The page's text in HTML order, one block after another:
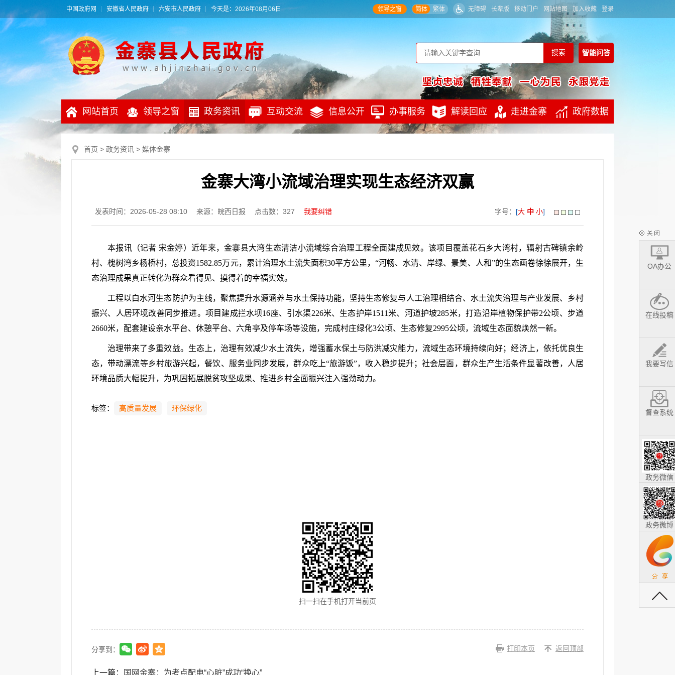
中国政府网 安徽省人民政府 六安市人民政府 今天是：2026年08月06日 领导之窗 简体 繁体 无障碍 长辈版 移动门户 网站地图 加入收藏 登录
智能问答
网站首页 领导之窗 政务资讯 互动交流 信息公开 办事服务 解读回应 走进金寨 政府数据
首页 > 政务资讯 > 媒体金寨
金寨大湾小流域治理实现生态经济双赢
发表时间：2026-05-28 08:10 来源：皖西日报 点击数： 327 我要纠错 字号： [大 中 小]
本报讯（记者 宋金婷）近年来，金寨县大湾生态清洁小流域综合治理工程全面建成见效。该项目覆盖花石乡大湾村，辐射古碑镇余岭
村、槐树湾乡杨桥村，总投资1582.85万元，累计治理水土流失面积30平方公里，“河畅、水清、岸绿、景美、人和”的生态画卷徐徐展开，生
态治理成果真正转化为群众看得见、摸得着的幸福实效。
工程以白水河生态防护为主线，聚焦提升水源涵养与水土保持功能，坚持生态修复与人工治理相结合、水土流失治理与产业发展、乡村
振兴、人居环境改善同步推进。项目建成拦水坝16座、引水渠226米、生态护岸1511米、河道护坡285米，打造沿岸植物保护带2公顷、步道
2660米，配套建设亲水平台、休憩平台、六角亭及停车场等设施，完成村庄绿化3公顷、生态修复2995公顷，流域生态面貌焕然一新。
治理带来了多重效益。生态上，治理有效减少水土流失，增强蓄水保土与防洪减灾能力，流域生态环境持续向好；经济上，依托优良生
态，带动漂流等乡村旅游兴起，餐饮、服务业同步发展，群众吃上“旅游饭”，收入稳步提升；社会层面，群众生产生活条件显著改善，人居
环境品质大幅提升，为巩固拓展脱贫攻坚成果、推进乡村全面振兴注入强劲动力。
标签： 高质量发展 环保绿化
扫一扫在手机打开当前页
分享到： 打印本页 返回顶部
上一篇： 国网金寨：为考点配电“心脏”成功“换心”
OA办公
在线投稿
我要写信
督查系统
政务微信
政务微博